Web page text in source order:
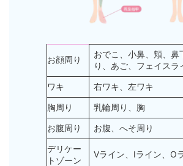
お顔周り
おでこ、小鼻、頬、鼻
り、あご、フェイスラ
ワキ
右ワキ、左ワキ
胸周り
乳輪周り、胸
お腹周り
お腹、へそ周り
デリケー
トゾーン
Vライン、Iライン、O